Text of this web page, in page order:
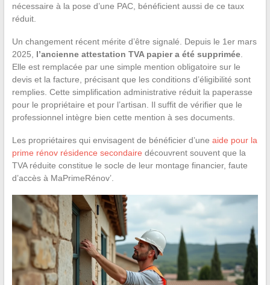
nécessaire à la pose d’une PAC, bénéficient aussi de ce taux
réduit.
Un changement récent mérite d’être signalé. Depuis le 1er mars
2025, l’ancienne attestation TVA papier a été supprimée.
Elle est remplacée par une simple mention obligatoire sur le
devis et la facture, précisant que les conditions d’éligibilité sont
remplies. Cette simplification administrative réduit la paperasse
pour le propriétaire et pour l’artisan. Il suffit de vérifier que le
professionnel intègre bien cette mention à ses documents.
Les propriétaires qui envisagent de bénéficier d’une aide pour la
prime rénov résidence secondaire découvrent souvent que la
TVA réduite constitue le socle de leur montage financier, faute
d’accès à MaPrimeRénov’.